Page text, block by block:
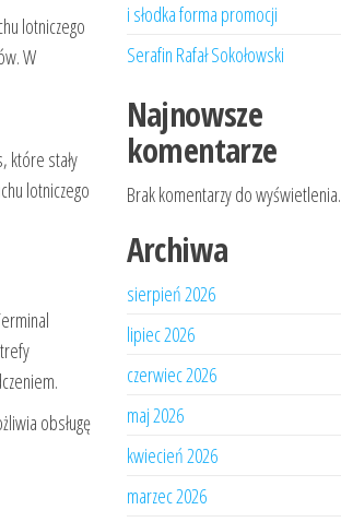
lotniczego
W
które stały
lotniczego
obsługę
i słodka forma promocji
Serafin Rafał Sokołowski
Najnowsze
komentarze
Brak komentarzy do wyświetlenia.
Archiwa
sierpień 2026
lipiec 2026
czerwiec 2026
maj 2026
kwiecień 2026
marzec 2026